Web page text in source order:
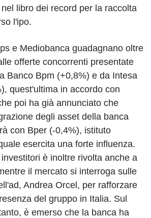
libro dei record per la raccolta
l'ipo.
e Mediobanca guadagnano oltre
offerte concorrenti presentate
Banco Bpm (+0,8%) e da Intesa
quest'ultima in accordo con
poi ha già annunciato che
degli asset della banca
con Bper (-0,4%), istituto
esercita una forte influenza.
è inoltre rivolta anche a
il mercato si interroga sulle
Andrea Orcel, per rafforzare
del gruppo in Italia. Sul
è emerso che la banca ha